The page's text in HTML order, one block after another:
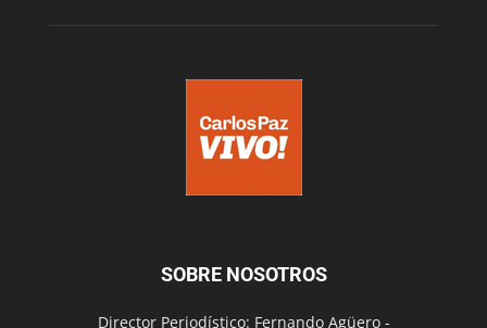
SOBRE NOSOTROS
Director Periodístico: Fernando Agüero -